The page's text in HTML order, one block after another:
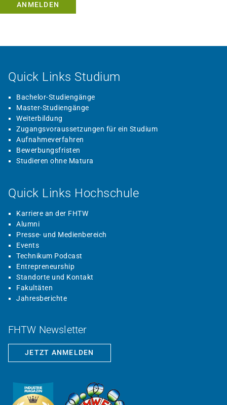
ANMELDEN
Quick Links Studium
Bachelor-Studiengänge
Master-Studiengänge
Weiterbildung
Zugangsvoraussetzungen für ein Studium
Aufnahmeverfahren
Bewerbungsfristen
Studieren ohne Matura
Quick Links Hochschule
Karriere an der FHTW
Alumni
Presse- und Medienbereich
Events
Technikum Podcast
Entrepreneurship
Standorte und Kontakt
Fakultäten
Jahresberichte
FHTW Newsletter
JETZT ANMELDEN